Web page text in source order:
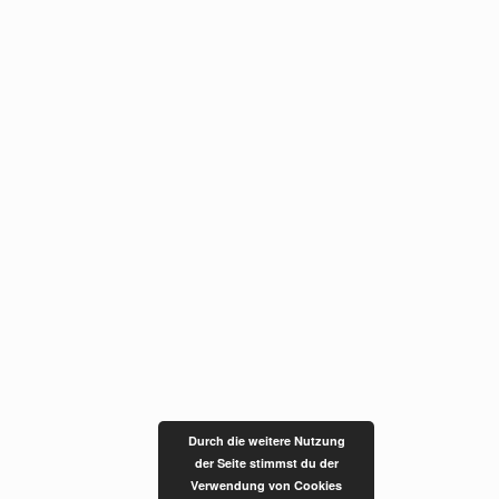
Durch die weitere Nutzung
der Seite stimmst du der
Verwendung von Cookies